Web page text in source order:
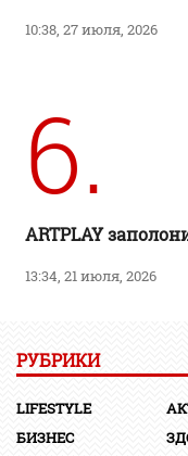
10:38, 27 июля, 2026
6.
ARTPLAY
13:34, 21 июля, 2026
РУБРИКИ
LIFESTYLE
БИЗНЕС